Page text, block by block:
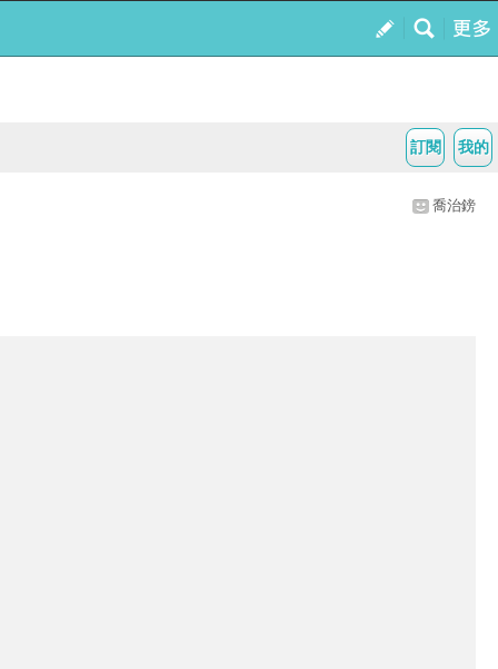
我的
訂閱
喬治鎊